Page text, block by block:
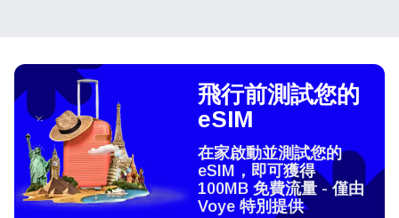
飛行前測試您的
eSIM
在家啟動並測試您的
eSIM，即可獲得
100MB 免費流量 - 僅由
Voye 特別提供